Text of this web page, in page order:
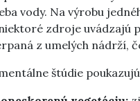
vody. Na výrobu
zdroje uvádzajú
z umelých nádrží,
štúdie